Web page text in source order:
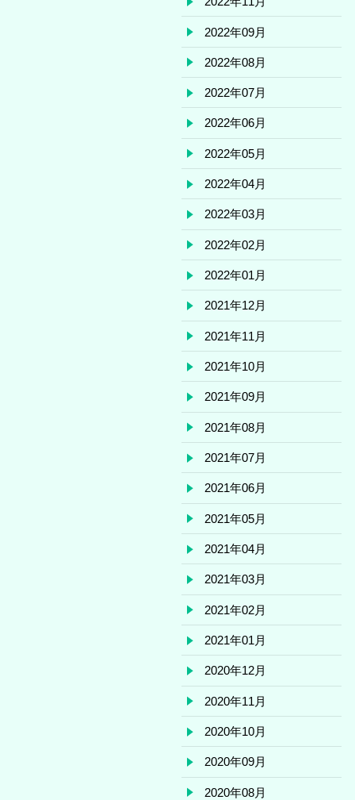
2022年09月
2022年08月
2022年07月
2022年06月
2022年05月
2022年04月
2022年03月
2022年02月
2022年01月
2021年12月
2021年11月
2021年10月
2021年09月
2021年08月
2021年07月
2021年06月
2021年05月
2021年04月
2021年03月
2021年02月
2021年01月
2020年12月
2020年11月
2020年10月
2020年09月
2020年08月